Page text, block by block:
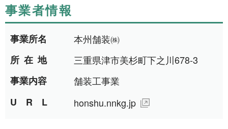
はじめての方へ
事業主の皆様へ
雇用期間から探す
事業者情報
事業所名
本州舗装㈱
所在地
三重県津市美杉町下之川678-3
事業内容
舗装工事業
URL
honshu.nnkg.jp